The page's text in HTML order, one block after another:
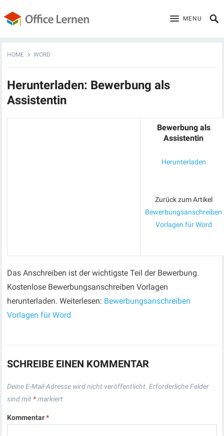
MENU
HOME WORD
Herunterladen: Bewerbung als
Assistentin
Bewerbung als
Assistentin
Herunterladen
Zurück zum Artikel
Bewerbungsanschreiben
Vorlagen für Word
Das Anschreiben ist der wichtigste Teil der Bewerbung.
Kostenlose Bewerbungsanschreiben Vorlagen
herunterladen. Weiterlesen: Bewerbungsanschreiben
Vorlagen für Word
SCHREIBE EINEN KOMMENTAR
Deine E-Mail-Adresse wird nicht veröffentlicht. Erforderliche Felder
sind mit *markiert
Kommentar*